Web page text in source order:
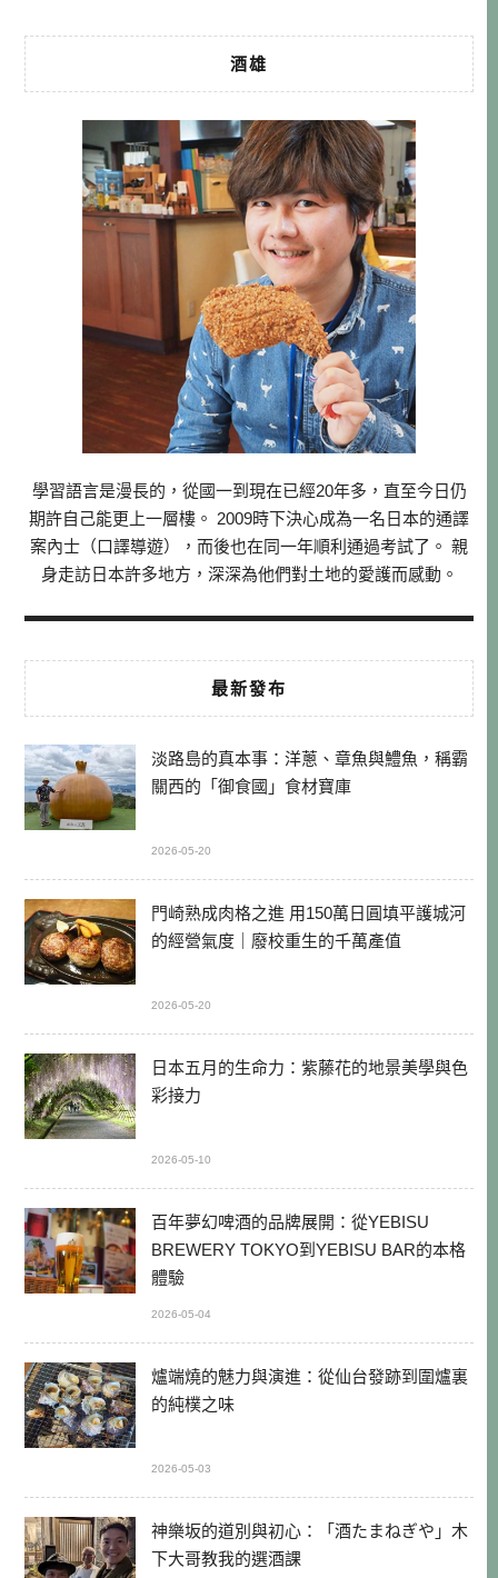
酒雄
學習語言是漫長的，從國一到現在已經20年多，直至今日仍
期許自己能更上一層樓。 2009時下決心成為一名日本的通譯
案內士（口譯導遊），而後也在同一年順利通過考試了。 親
身走訪日本許多地方，深深為他們對土地的愛護而感動。
最新發布
淡路島的真本事：洋蔥、章魚與鱧魚，稱霸
關西的「御食國」食材寶庫
2026-05-20
門崎熟成肉格之進 用150萬日圓填平護城河
的經營氣度｜廢校重生的千萬產值
2026-05-20
日本五月的生命力：紫藤花的地景美學與色
彩接力
2026-05-10
百年夢幻啤酒的品牌展開：從YEBISU
BREWERY TOKYO到YEBISU BAR的本格
體驗
2026-05-04
爐端燒的魅力與演進：從仙台發跡到圍爐裏
的純樸之味
2026-05-03
神樂坂的道別與初心：「酒たまねぎや」木
下大哥教我的選酒課